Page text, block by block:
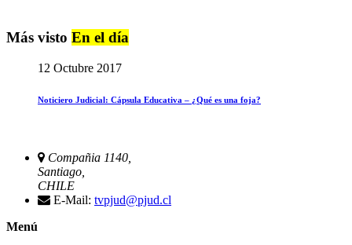
Más visto En el día
12 Octubre 2017
Noticiero Judicial: Cápsula Educativa – ¿Qué es una foja?
Compañia 1140,
Santiago,
CHILE
E-Mail: tvpjud@pjud.cl
Menú